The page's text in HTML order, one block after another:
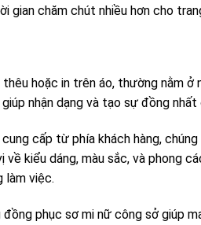
gian chăm chút nhiều hơn cho
hoặc in trên áo, thường nằm
nhận dạng và tạo sự đồng nhất
cấp từ phía khách hàng,
về kiểu dáng, màu sắc, và phong
làm việc.
phục sơ mi nữ công sở giúp